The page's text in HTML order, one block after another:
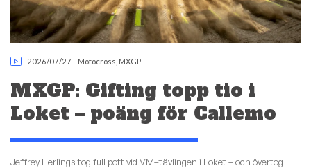
2026/07/27 - Motocross MXGP
MXGP: Gifting topp tio i
Loket – poäng för Callemo
Jeffrey Herlings tog full pott vid VM–tävlingen i Loket – och övertog